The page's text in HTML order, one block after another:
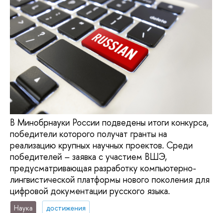
В Минобрнауки России подведены итоги конкурса,
победители которого получат гранты на
реализацию крупных научных проектов. Среди
победителей – заявка с участием ВШЭ,
предусматривающая разработку компьютерно-
лингвистической платформы нового поколения для
цифровой документации русского языка.
Наука
достижения